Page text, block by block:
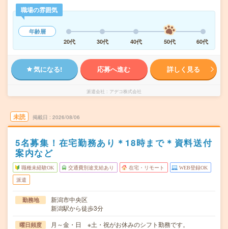
職場の雰囲気
年齢層
20代
30代 40代 50代 60代
気になる! 応募へ進む 詳しく見る
派遣会社 アデコ株式会社
未読 掲載日 2026/08/06
5名募集！在宅勤務あり＊18時まで＊資料送付
案内など
職種未経験OK 交通費別途支給あり 在宅・リモート WEB登録OK
派遣
勤務地
新潟市中央区
新潟駅から徒歩3分
曜日頻度 月～金・日 ※土・祝がお休みのシフト勤務です。